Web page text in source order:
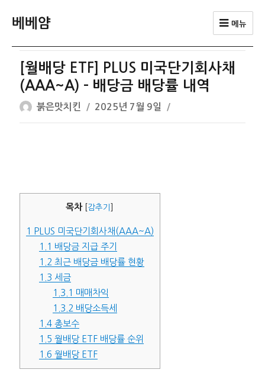
베베얌 메뉴
[월배당 ETF] PLUS 미국단기회사채
(AAA~A) – 배당금 배당률 내역
글
쓴
붉은맛치킨
작
성
2025년 7월 9일
목차 감추기
1
PLUS 미국단기회사채(AAA~A)
1.1 배당금 지급 주기
1.2 최근 배당금 배당률 현황
1.3 세금
1.3.1 매매차익
1.3.2 배당소득세
1.4 총보수
1.5 월배당 ETF 배당률 순위
1.6 월배당 ETF